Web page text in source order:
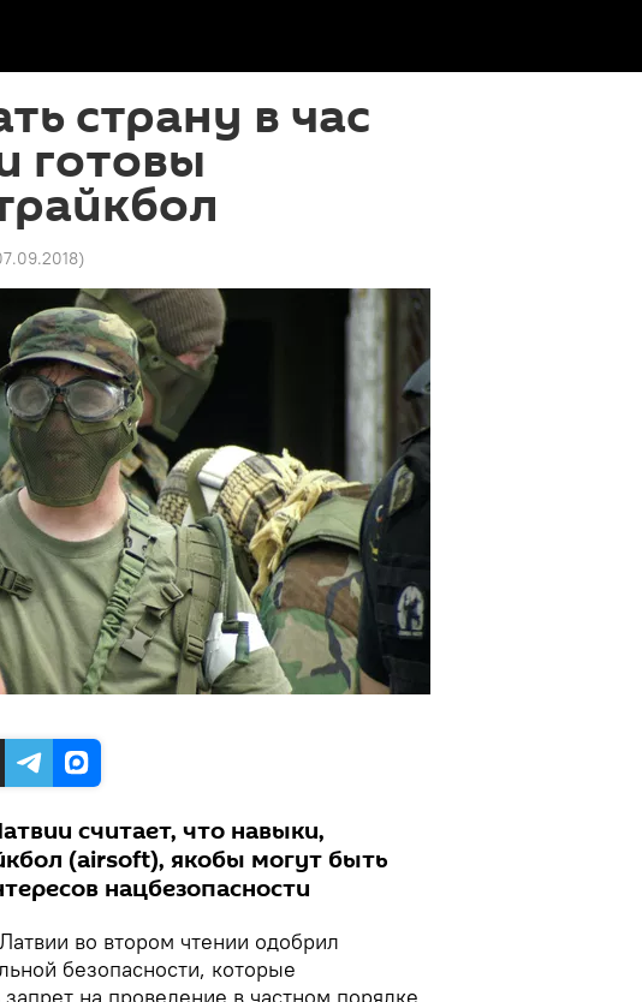
страну в час
готовы
)
считает, что навыки,
(airsoft), якобы могут быть
нацбезопасности
во втором чтении одобрил
безопасности, которые